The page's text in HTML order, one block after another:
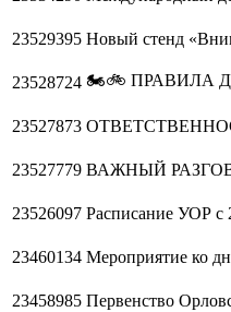
23529395 Новый стенд
23528724 🏍🚲 ПРАВИЛА
23527873
23527779 ВАЖНЫЙ
23526097 Расписание УОР с
23460134 Мероприятие ко
23458985 Первенство